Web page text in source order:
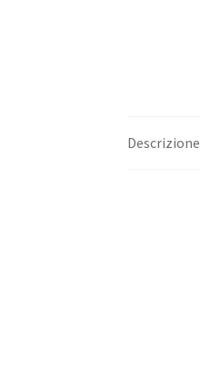
Descrizione